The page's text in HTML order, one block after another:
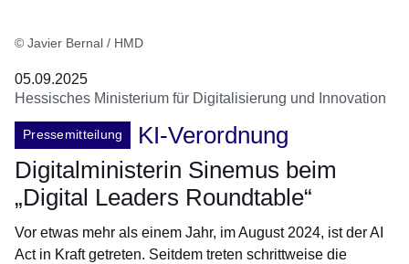
© Javier Bernal / HMD
05.09.2025
Hessisches Ministerium für Digitalisierung und Innovation
Pressemitteilung
KI-Verordnung
Digitalministerin Sinemus beim
„Digital Leaders Roundtable“
Vor etwas mehr als einem Jahr, im August 2024, ist der AI
Act in Kraft getreten. Seitdem treten schrittweise die